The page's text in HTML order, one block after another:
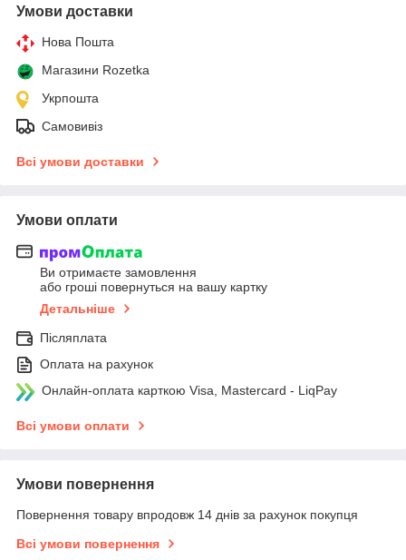
Умови доставки
Нова Пошта
Магазини Rozetka
Укрпошта
Самовивіз
Всі умови доставки
Умови оплати
Ви отримаєте замовлення
або гроші повернуться на вашу картку
Детальніше
Післяплата
Оплата на рахунок
Онлайн-оплата карткою Visa, Mastercard - LiqPay
Всі умови оплати
Умови повернення
Повернення товару впродовж 14 днів за рахунок покупця
Всі умови повернення